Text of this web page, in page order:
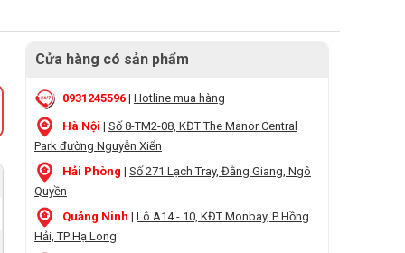
Cửa hàng có sản phẩm
0931245596 | Hotline mua hàng
Hà Nội | Số 8-TM2-08, KĐT The Manor Central
Park đường Nguyễn Xiển
Hải Phòng | Số 271 Lạch Tray, Đằng Giang, Ngô
Quyền
Quảng Ninh | Lô A14 - 10, KĐT Monbay, P Hồng
Hải, TP Hạ Long